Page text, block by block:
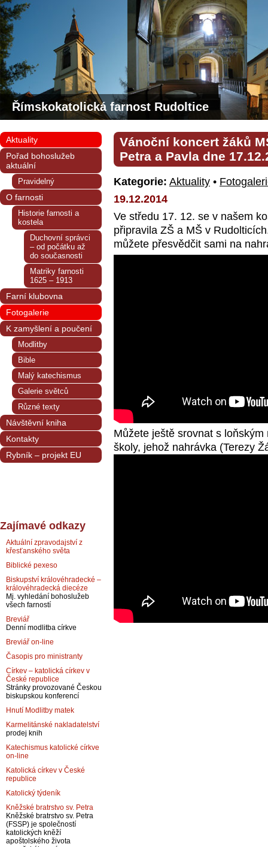
Římskokatolická farnost Rudoltice
Vánoční koncert žáků
Petra a Pavla dne
Kategorie: Aktuality •
19.12.2014
Ve středu 17. 12. se v našem
připravila ZŠ a MŠ v
můžete přesvědčit sami na
Můžete ještě srovnat s
školy, jehož nahrávka (Terezy
Aktuality
Pořad bohoslužeb
aktuální
Pravidelný
O farnosti
Historie farnosti a
kostela
Duchovní správci
– od počátku až
do současnosti
Matriky farnosti
1625 – 1913
Farní klubovna
Fotogalerie
K zamyšlení a poučení
Modlitby
Bible
Malý katechismus
Galerie světců
Různé texty
Návštěvní kniha
Kontakty
Rybník – projekt EU
Zajímavé odkazy
Aktuální zpravodajství z
křesťanského světa
Biblické pexeso
Biskupství královéhradecké –
královéhradecká diecéze
Mj. vyhledání bohoslužeb
všech farností
Breviář
Denní modlitba církve
Breviář on-line
Časopis pro ministranty
Církev – katolická církev v
České republice
Stránky provozované Českou
biskupskou konferencí
Hnutí Modlitby matek
Karmelitánské nakladatelství
prodej knih
Katechismus katolické církve
on-line
Katolická církev v České
republice
Katolický týdeník
Kněžské bratrstvo sv. Petra
Kněžské bratrstvo sv. Petra
(FSSP) je společností
katolických kněží
apoštolského života